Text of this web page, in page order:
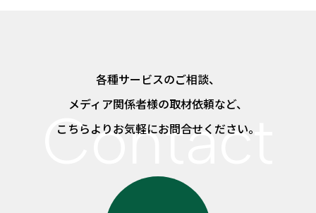
各種サービスのご相談、
メディア関係者様の取材依頼など、
こちらよりお気軽にお問合せください。